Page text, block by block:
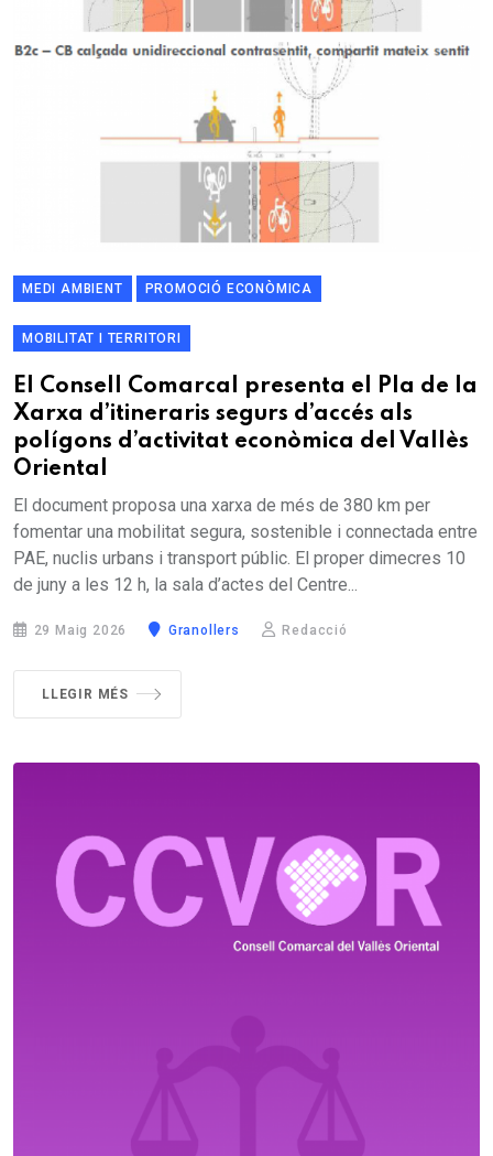
MEDI AMBIENT PROMOCIÓ ECONÒMICA
MOBILITAT I TERRITORI
El Consell Comarcal presenta el Pla de la
Xarxa d’itineraris segurs d’accés als
polígons d’activitat econòmica del Vallès
Oriental
El document proposa una xarxa de més de 380 km per
fomentar una mobilitat segura, sostenible i connectada entre
PAE, nuclis urbans i transport públic. El proper dimecres 10
de juny a les 12 h, la sala d’actes del Centre...
29 Maig 2026 Granollers Redacció
LLEGIR MÉS